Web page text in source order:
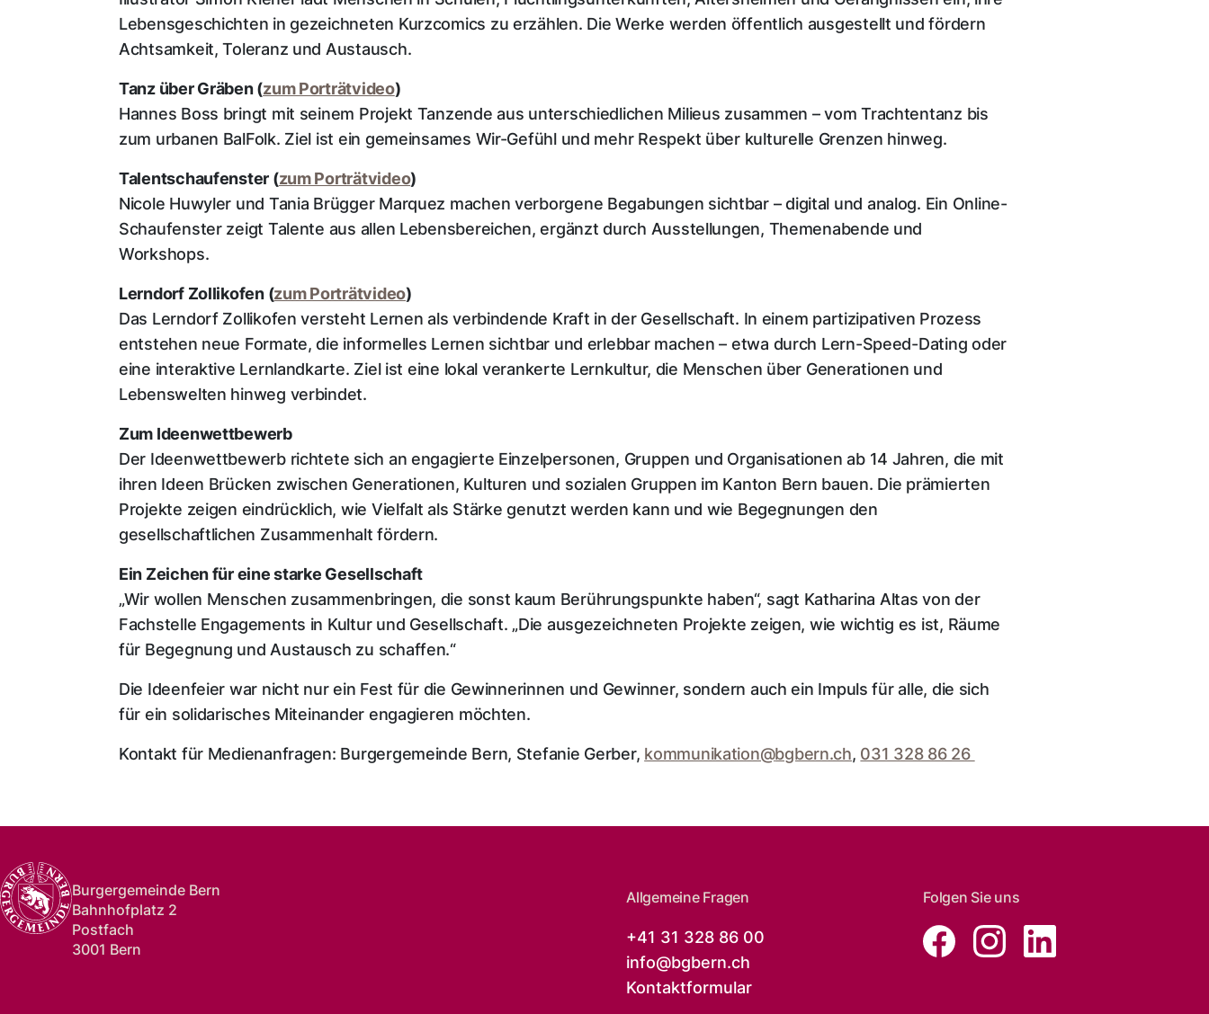
Lebensgeschichten in gezeichneten Kurzcomics zu erzählen. Die Werke werden öffentlich ausgestellt und fördern
Achtsamkeit, Toleranz und Austausch.
Tanz über Gräben (zum Porträtvideo)
Hannes Boss bringt mit seinem Projekt Tanzende aus unterschiedlichen Milieus zusammen – vom Trachtentanz bis
zum urbanen BalFolk. Ziel ist ein gemeinsames Wir-Gefühl und mehr Respekt über kulturelle Grenzen hinweg.
Talentschaufenster (zum Porträtvideo)
Nicole Huwyler und Tania Brügger Marquez machen verborgene Begabungen sichtbar – digital und analog. Ein Online-
Schaufenster zeigt Talente aus allen Lebensbereichen, ergänzt durch Ausstellungen, Themenabende und
Workshops.
Lerndorf Zollikofen (zum Porträtvideo)
Das Lerndorf Zollikofen versteht Lernen als verbindende Kraft in der Gesellschaft. In einem partizipativen Prozess
entstehen neue Formate, die informelles Lernen sichtbar und erlebbar machen – etwa durch Lern-Speed-Dating oder
eine interaktive Lernlandkarte. Ziel ist eine lokal verankerte Lernkultur, die Menschen über Generationen und
Lebenswelten hinweg verbindet.
Zum Ideenwettbewerb
Der Ideenwettbewerb richtete sich an engagierte Einzelpersonen, Gruppen und Organisationen ab 14 Jahren, die mit
ihren Ideen Brücken zwischen Generationen, Kulturen und sozialen Gruppen im Kanton Bern bauen. Die prämierten
Projekte zeigen eindrücklich, wie Vielfalt als Stärke genutzt werden kann und wie Begegnungen den
gesellschaftlichen Zusammenhalt fördern.
Ein Zeichen für eine starke Gesellschaft
„Wir wollen Menschen zusammenbringen, die sonst kaum Berührungspunkte haben“, sagt Katharina Altas von der
Fachstelle Engagements in Kultur und Gesellschaft. „Die ausgezeichneten Projekte zeigen, wie wichtig es ist, Räume
für Begegnung und Austausch zu schaffen.“
Die Ideenfeier war nicht nur ein Fest für die Gewinnerinnen und Gewinner, sondern auch ein Impuls für alle, die sich
für ein solidarisches Miteinander engagieren möchten.
Kontakt für Medienanfragen: Burgergemeinde Bern, Stefanie Gerber, kommunikation@bgbern.ch, 031 328 86 26
Burgergemeinde Bern
Bahnhofplatz 2
Postfach
3001 Bern
Allgemeine Fragen
+41 31 328 86 00
info@bgbern.ch
Kontaktformular
Folgen Sie uns